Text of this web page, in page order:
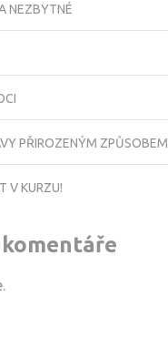
NEZBYTNÉ
PŘIROZENÝM ZPŮSOBEM
V KURZU!